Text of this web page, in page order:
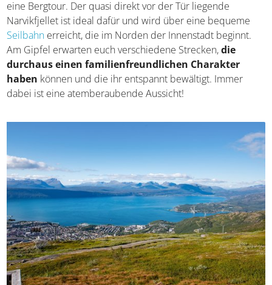
Wandern auf den Narvikfjellet
Wer sich lieber aktiv betätigen möchte, entscheidet sich
für eine Bergtour. Der quasi direkt vor der Tür liegende
Narvikfjellet ist ideal dafür und wird über eine bequeme
Seilbahnerreicht, die im Norden der Innenstadt beginnt.
Am Gipfel erwarten euch verschiedene Strecken,
habenkönnen und die ihr entspannt bewältigt. Immer